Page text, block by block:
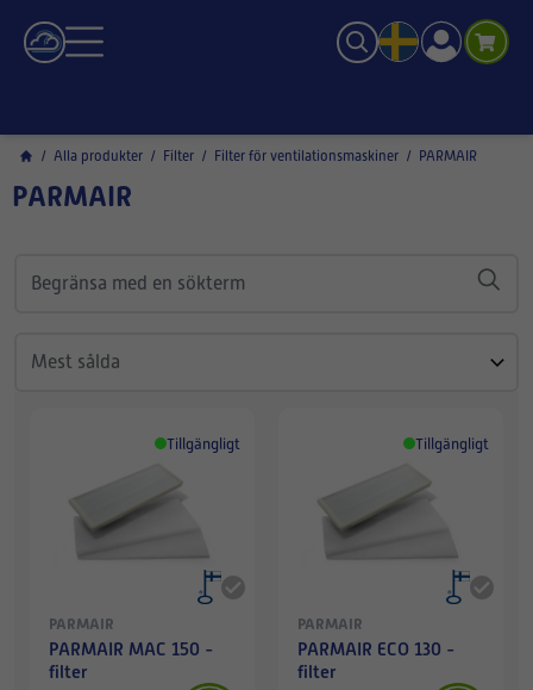
/ Alla produkter / Filter / Filter för ventilationsmaskiner / PARMAIR
PARMAIR
Tillgängligt
PARMAIR
PARMAIR MAC 150 -
filter
Tillgängligt
PARMAIR
PARMAIR ECO 130 -
filter